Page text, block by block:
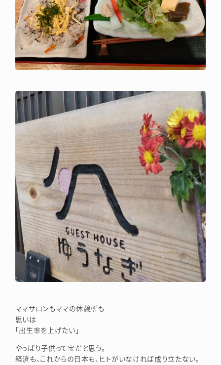
ママサロンもママの休憩所も
思いは
「出生率を上げたい」
やっぱり子供って宝だと思う。
経済も、これからの日本も、ヒトがいなければ成り立たない。